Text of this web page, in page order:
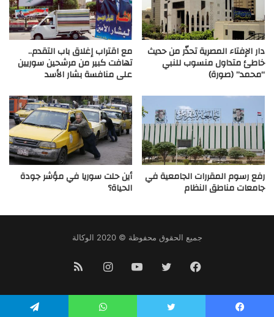
دار الإفتاء المصرية تحذّر من حديث
خاطئ متداول منسوب للنبي
“محمد” (صورة)
مع اقتراب إغلاق باب التقدم..
تهافت كبير من مرشحين سوريين
على منافسة بشار الأسد
رفع رسوم المقررات الجامعية في
جامعات مناطق النظام
أين حلت سوريا في مؤشر جودة
الحياة؟
جميع الحقوق محفوظة © 2020 الوكالة
فيسبوك تويتر يوتيوب انستقرام
الموقع